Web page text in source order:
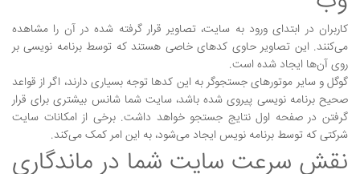
کاربران در ابتدای ورود به سایت، تصاویر قرار گرفته شده در آن را مشاهده
می‌کنند. این تصاویر حاوی کدهای خاصی هستند که توسط برنامه نویسی بر
روی آن‌ها ایجاد شده است.
گوگل و سایر موتورهای جستجوگر به این کدها توجه بسیاری دارند، اگر از قواعد
صحیح برنامه نویسی پیروی شده باشد، سایت شما شانس بیشتری برای قرار
گرفتن در صفحه اول نتایج جستجو خواهد داشت. برخی از امکانات سایت
شرکتی که توسط برنامه نویس ایجاد می‌شود، به این امر کمک می‌کند.
نقش سرعت سایت شما در ماندگاری